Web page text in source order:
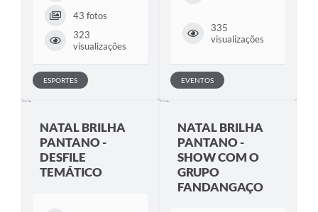
43 fotos
323
visualizações
ESPORTES
335
visualizações
EVENTOS
NATAL BRILHA
PANTANO -
DESFILE
TEMÁTICO
NATAL BRILHA
PANTANO -
SHOW COM O
GRUPO
FANDANGAÇO